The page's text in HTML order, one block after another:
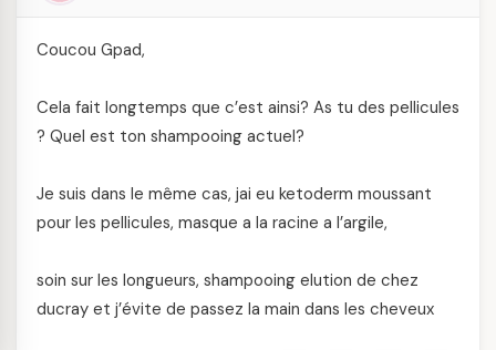
Coucou Gpad,
Cela fait longtemps que c’est ainsi? As tu des pellicules
? Quel est ton shampooing actuel?
Je suis dans le même cas, jai eu ketoderm moussant
pour les pellicules, masque a la racine a l’argile,
soin sur les longueurs, shampooing elution de chez
ducray et j’évite de passez la main dans les cheveux